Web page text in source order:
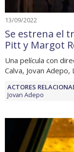
13/09/2022
Se estrena el
Pitt y Margot
Una película con
Calva, Jovan Adepo,
ACTORES
Jovan Adepo